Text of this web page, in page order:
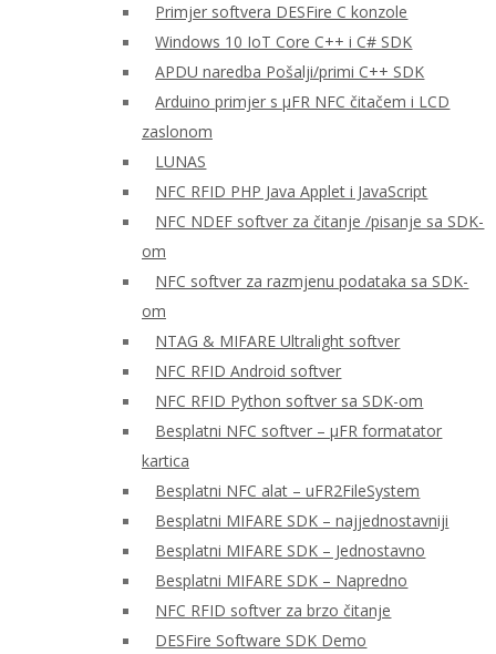
Primjer softvera DESFire C konzole
Windows 10 IoT Core C++ i C# SDK
APDU naredba Pošalji/primi C++ SDK
Arduino primjer s μFR NFC čitačem i LCD
zaslonom
LUNAS
NFC RFID PHP Java Applet i JavaScript
NFC NDEF softver za čitanje /pisanje sa SDK-
om
NFC softver za razmjenu podataka sa SDK-
om
NTAG & MIFARE Ultralight softver
NFC RFID Android softver
NFC RFID Python softver sa SDK-om
Besplatni NFC softver – μFR formatator
kartica
Besplatni NFC alat – uFR2FileSystem
Besplatni MIFARE SDK – najjednostavniji
Besplatni MIFARE SDK – Jednostavno
Besplatni MIFARE SDK – Napredno
NFC RFID softver za brzo čitanje
DESFire Software SDK Demo